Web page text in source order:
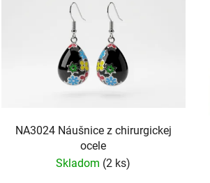
NA3024 Náušnice z chirurgickej
ocele
Skladom (2 ks)